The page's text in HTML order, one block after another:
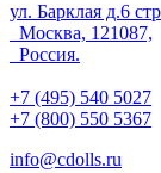
ул. Барклая д.6
Москва, 121087,
Россия.
+7 (495) 540 5027
+7 (800) 550 5367
info@cdolls.ru